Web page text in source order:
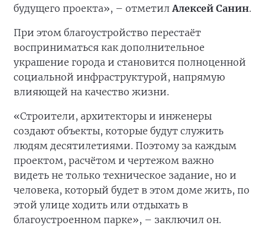
будущего проекта», – отметилАлексей Санин.
При этом благоустройство перестаёт
восприниматься как дополнительное
украшение города и становится полноценной
социальной инфраструктурой, напрямую
влияющей на качество жизни.
«Строители, архитекторы и инженеры
создают объекты, которые будут служить
людям десятилетиями. Поэтому за каждым
проектом, расчётом и чертежом важно
видеть не только техническое задание, но и
человека, который будет в этом доме жить, по
этой улице ходить или отдыхать в
благоустроенном парке», – заключил он.